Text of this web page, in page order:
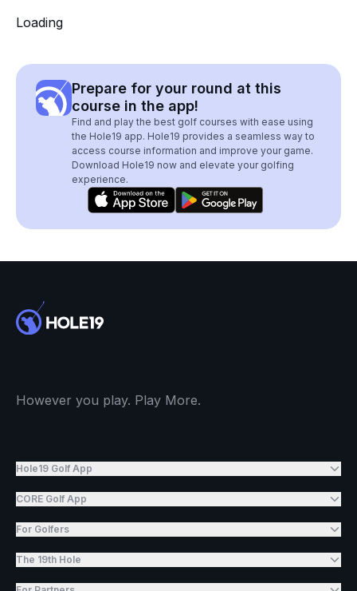
Loading
Prepare for your round at this
course in the app!
Find and play the best golf courses with ease using
the Hole19 app. Hole19 provides a seamless way to
access course information and improve your game.
Download Hole19 now and elevate your golfing
experience.
However you play. Play More.
Hole19 Golf App
CORE Golf App
For Golfers
The 19th Hole